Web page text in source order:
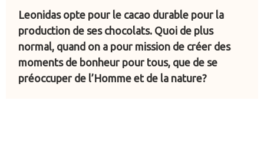
Leonidas opte pour le cacao durable pour la
production de ses chocolats. Quoi de plus
normal, quand on a pour mission de créer des
moments de bonheur pour tous, que de se
préoccuper de l’Homme et de la nature?